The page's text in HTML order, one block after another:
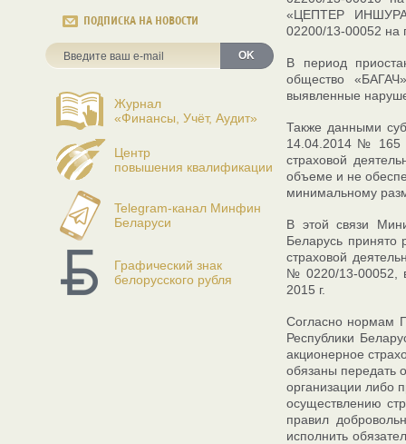
ПОДПИСКА НА НОВОСТИ
OK
Журнал
«Финансы, Учёт, Аудит»
Центр
повышения квалификации
Telegram-канал Минфин
Беларуси
Графический знак
белорусского рубля
«ЦЕПТЕР
02200/13-00052 на
В период
общество
выявленные
Также данными
14.04.2014 № 165
страховой
объеме и не
минимальному
В этой связи
Беларусь
страховой
№ 0220/13-00052,
2015 г.
Согласно нормам
Республики
акционерное
обязаны передать
организации либо
осуществлению
правил
исполнить